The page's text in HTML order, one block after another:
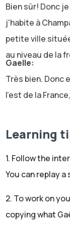
Bien sûr! Donc
j'habite à
petite ville
au niveau de la
Gaelle:
Très bien. Donc
l'est de la
Clémence:
ans.
Learning
1. Follow the
You can replay
2. To work on
copying what